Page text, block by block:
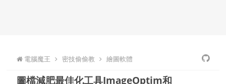
電腦魔王 密技偷偷教 繪圖軟體
圖檔減肥最佳化工具ImageOptim和